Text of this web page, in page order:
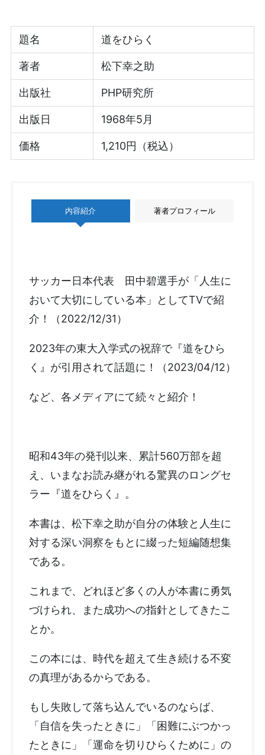
題名 道をひらく
著者 松下幸之助
出版社 PHP研究所
出版日 1968年5月
価格 1,210円（税込）
内容紹介 著者プロフィール
サッカー日本代表 田中碧選手が「人生に
おいて大切にしている本」としてTVで紹
介！（2022/12/31）
2023年の東大入学式の祝辞で『道をひら
く』が引用されて話題に！（2023/04/12）
など、各メディアにて続々と紹介！
昭和43年の発刊以来、累計560万部を超
え、いまなお読み継がれる驚異のロングセ
ラー『道をひらく』。
本書は、松下幸之助が自分の体験と人生に
対する深い洞察をもとに綴った短編随想集
である。
これまで、どれほど多くの人が本書に勇気
づけられ、また成功への指針としてきたこ
とか。
この本には、時代を超えて生き続ける不変
の真理があるからである。
もし失敗して落ち込んでいるのならば、
「自信を失ったときに」「困難にぶつかっ
たときに」「運命を切りひらくために」の